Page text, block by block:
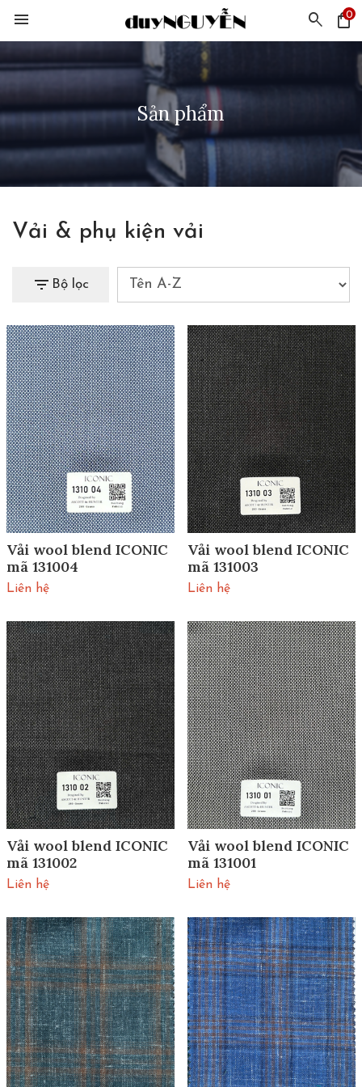
menu search shopping_bag
0
Sản phẩm
Vải & phụ kiện vải
filter_list Bộ lọc
Vải wool blend ICONIC
mã 131004
Liên hệ
Vải wool blend ICONIC
mã 131003
Liên hệ
Vải wool blend ICONIC
mã 131002
Liên hệ
Vải wool blend ICONIC
mã 131001
Liên hệ